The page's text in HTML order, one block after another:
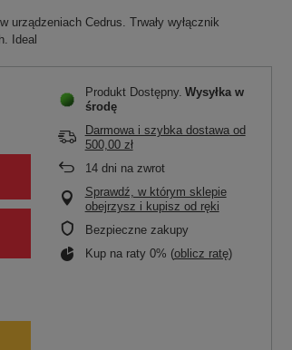
Cedrus. Trwały wyłącznik
Ideal
Produkt Dostępny Wysyłka w
środę
Darmowa i szybka dostawaod
500,00 zł
14dni na zwrot
Sprawdź, w którym sklepie
obejrzysz i kupisz od ręki
Bezpieczne zakupy
Kup na raty 0% (oblicz ratę)